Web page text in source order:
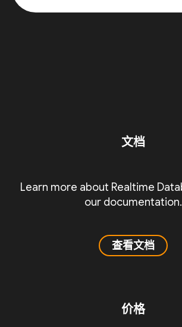
文档
Learn more about Realtime
our documentation.
查看文档
价格